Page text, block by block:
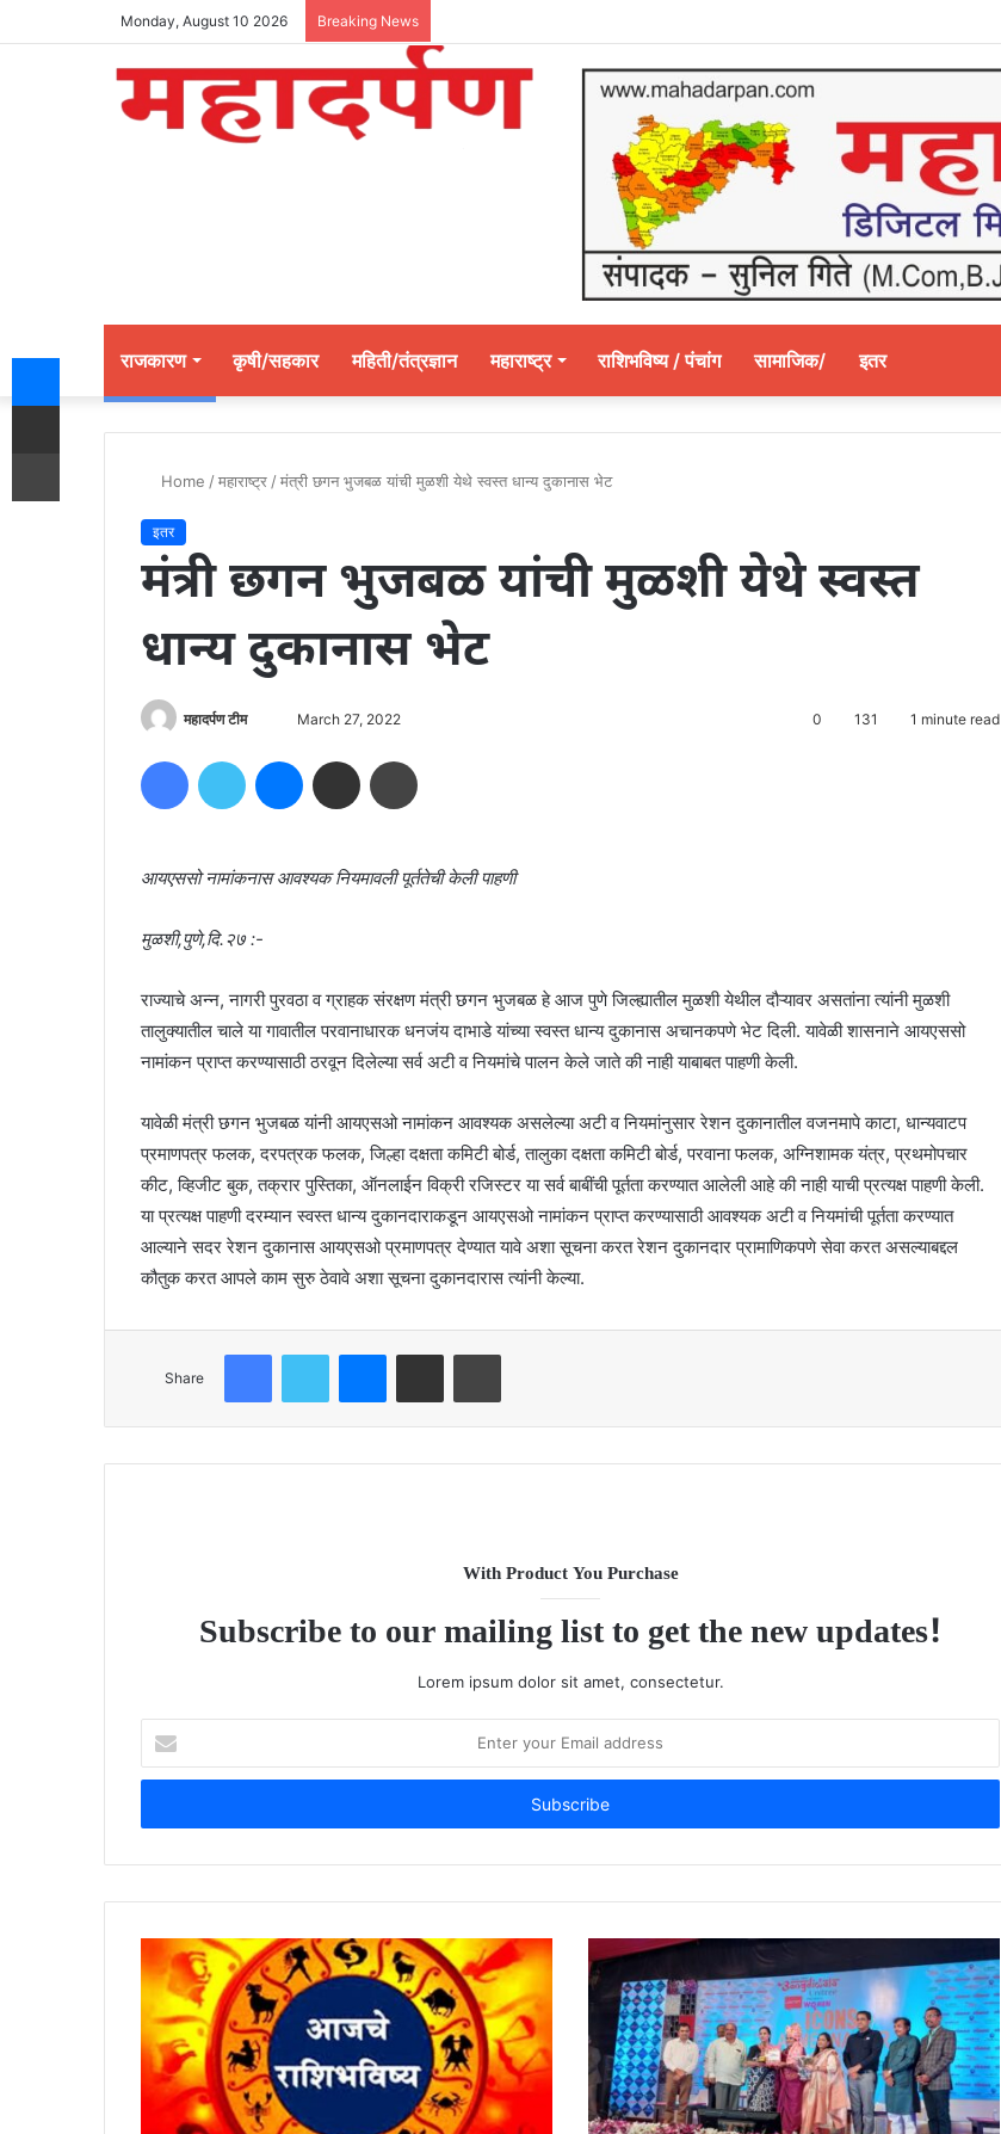
Monday, August 10 2026 Breaking News
राजकारण कृषी/सहकार महिती/तंत्रज्ञान महाराष्ट्र राशिभविष्य / पंचांग सामाजिक/ इतर
Home /महाराष्ट्र /मंत्री छगन भुजबळ यांची मुळशी येथे स्वस्त धान्य दुकानास भेट
इतर
मंत्री छगन भुजबळ यांची मुळशी येथे स्वस्त
धान्य दुकानास भेट
महादर्पण टीम
email
March 27, 2022 0 131 1 minute read
FacebookTwitter Messenger
Share via Email
आयएससो नामांकनास आवश्यक नियमावली पूर्ततेची केली पाहणी
मुळशी,पुणे,दि.२७ :-
राज्याचे अन्न, नागरी पुरवठा व ग्राहक संरक्षण मंत्री छगन भुजबळ हे आज पुणे जिल्ह्यातील मुळशी येथील दौऱ्यावर असतांना त्यांनी मुळशी
तालुक्यातील चाले या गावातील परवानाधारक धनजंय दाभाडे यांच्या स्वस्त धान्य दुकानास अचानकपणे भेट दिली. यावेळी शासनाने आयएससो
नामांकन प्राप्त करण्यासाठी ठरवून दिलेल्या सर्व अटी व नियमांचे पालन केले जाते की नाही याबाबत पाहणी केली.
यावेळी मंत्री छगन भुजबळ यांनी आयएसओ नामांकन आवश्यक असलेल्या अटी व नियमांनुसार रेशन दुकानातील वजनमापे काटा, धान्यवाटप
प्रमाणपत्र फलक, दरपत्रक फलक, जिल्हा दक्षता कमिटी बोर्ड, तालुका दक्षता कमिटी बोर्ड, परवाना फलक, अग्निशामक यंत्र, प्रथमोपचार
कीट, व्हिजीट बुक, तक्रार पुस्तिका, ऑनलाईन विक्री रजिस्टर या सर्व बाबींची पूर्तता करण्यात आलेली आहे की नाही याची प्रत्यक्ष पाहणी केली.
या प्रत्यक्ष पाहणी दरम्यान स्वस्त धान्य दुकानदाराकडून आयएसओ नामांकन प्राप्त करण्यासाठी आवश्यक अटी व नियमांची पूर्तता करण्यात
आल्याने सदर रेशन दुकानास आयएसओ प्रमाणपत्र देण्यात यावे अशा सूचना करत रेशन दुकानदार प्रामाणिकपणे सेवा करत असल्याबद्दल
कौतुक करत आपले काम सुरु ठेवावे अशा सूचना दुकानदारास त्यांनी केल्या.
Share
FacebookTwitter Messenger
Share via Email Print
With Product You Purchase
Subscribe to our mailing list to get the new updates!
Lorem ipsum dolor sit amet, consectetur.
your
Email
Messenger
Share via Email